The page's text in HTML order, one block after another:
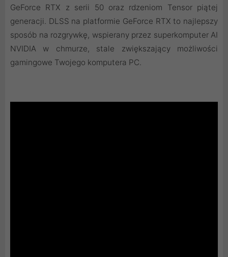
GeForce RTX z serii 50 oraz rdzeniom Tensor piątej
generacji. DLSS na platformie GeForce RTX to najlepszy
sposób na rozgrywkę, wspierany przez superkomputer AI
NVIDIA w chmurze, stale zwiększający możliwości
gamingowe Twojego komputera PC.